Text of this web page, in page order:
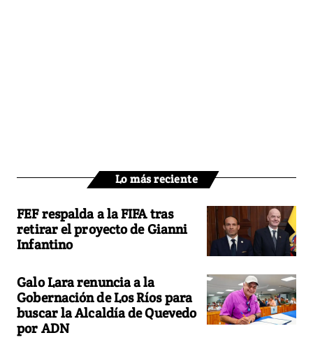
Lo más reciente
FEF respalda a la FIFA tras
retirar el proyecto de Gianni
Infantino
Galo Lara renuncia a la
Gobernación de Los Ríos para
buscar la Alcaldía de Quevedo
por ADN